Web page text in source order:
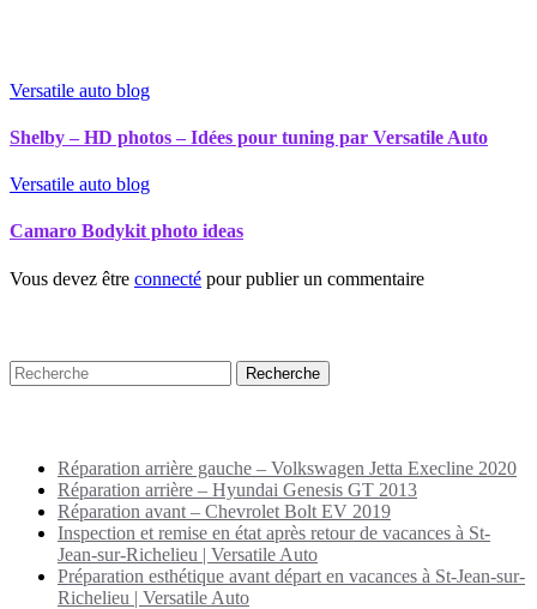
Versatile auto blog
Shelby – HD photos – Idées pour tuning par Versatile Auto
Versatile auto blog
Camaro Bodykit photo ideas
Vous devez être connecté pour publier un commentaire
Réparation arrière gauche – Volkswagen Jetta Execline 2020
Réparation arrière – Hyundai Genesis GT 2013
Réparation avant – Chevrolet Bolt EV 2019
Inspection et remise en état après retour de vacances à St-
Jean-sur-Richelieu | Versatile Auto
Préparation esthétique avant départ en vacances à St-Jean-sur-
Richelieu | Versatile Auto